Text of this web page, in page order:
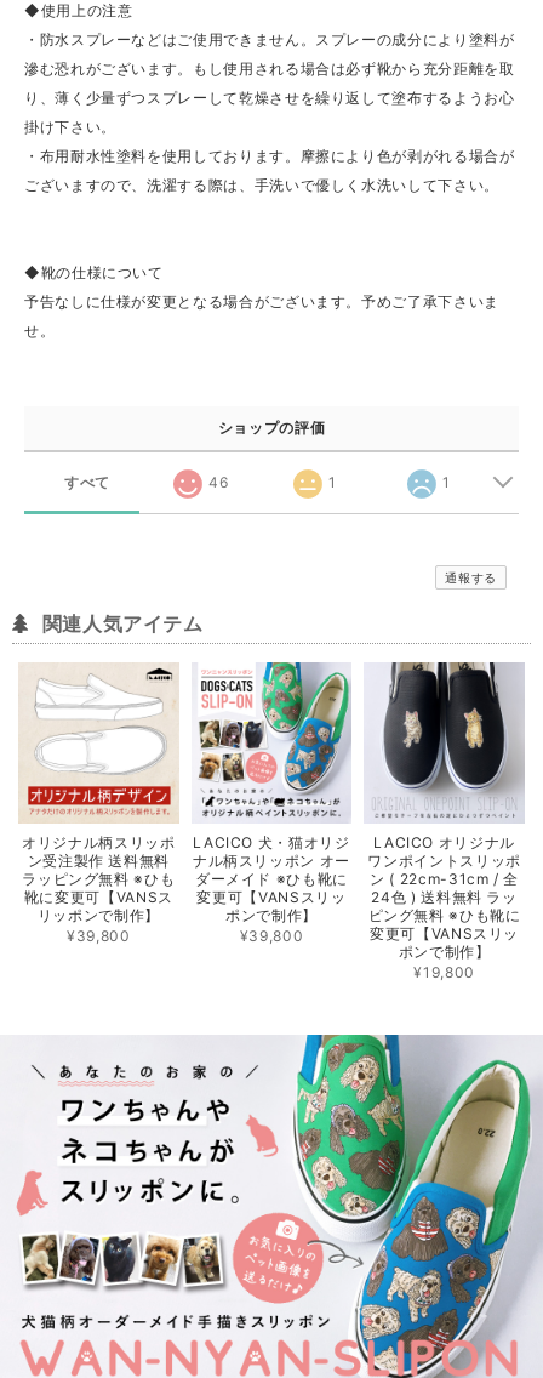
◆使用上の注意
・防水スプレーなどはご使用できません。スプレーの成分により塗料が
滲む恐れがございます。もし使用される場合は必ず靴から充分距離を取
り、薄く少量ずつスプレーして乾燥させを繰り返して塗布するようお心
掛け下さい。
・布用耐水性塗料を使用しております。摩擦により色が剥がれる場合が
ございますので、洗濯する際は、手洗いで優しく水洗いして下さい。
◆靴の仕様について
予告なしに仕様が変更となる場合がございます。予めご了承下さいま
せ。
ショップの評価
すべて 46 1 1
通報する
関連人気アイテム
オリジナル柄スリッポ
ン受注製作 送料無料
ラッピング無料 ※ひも
靴に変更可【VANSス
リッポンで制作】
¥39,800
LACICO 犬・猫オリジ
ナル柄スリッポン オー
ダーメイド ※ひも靴に
変更可【VANSスリッ
ポンで制作】
¥39,800
LACICO オリジナル
ワンポイントスリッポ
ン ( 22cm-31cm / 全
24色 ) 送料無料 ラッ
ピング無料 ※ひも靴に
変更可【VANSスリッ
ポンで制作】
¥19,800